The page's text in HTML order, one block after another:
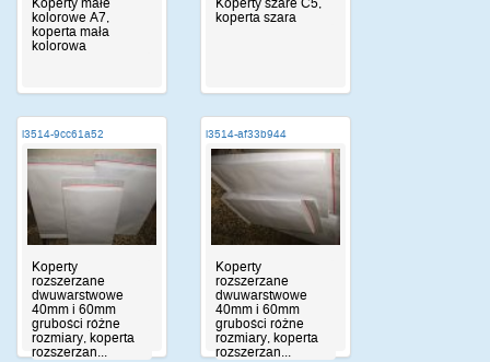
Koperty małe
kolorowe A7,
koperta mała
kolorowa
Koperty szare C5,
koperta szara
i3514-9cc61a52
Koperty
rozszerzane
dwuwarstwowe
40mm i 60mm
grubości różne
rozmiary, koperta
rozszerzan...
i3514-af33b944
Koperty
rozszerzane
dwuwarstwowe
40mm i 60mm
grubości różne
rozmiary, koperta
rozszerzan...